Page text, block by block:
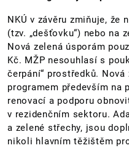
NKÚ v závěru zmiňuje, že
(tzv. „dešťovku“) nebo na
Nová zelená úsporám
Kč. MŽP nesouhlasí s
čerpání“ prostředků.
programem především na
renovací a podporu
v rezidenčním sektoru.
a zelené střechy, jsou
nikoli hlavním těžištěm